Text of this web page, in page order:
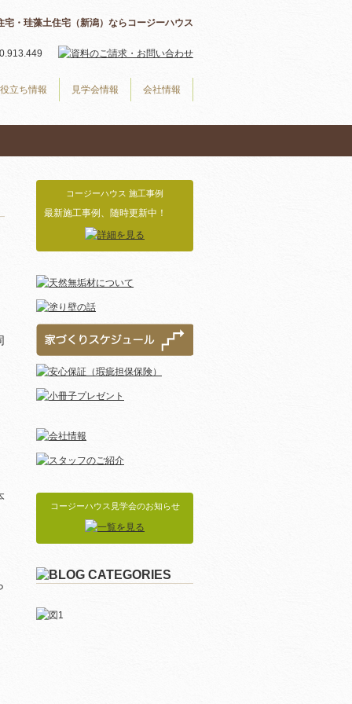
宅・珪藻土住宅（新潟）ならコージーハウス
立ち情報 見学会情報 会社情報
コージーハウス 施工事例
最新施工事例、随時更新中！
コージーハウス見学会のお知らせ